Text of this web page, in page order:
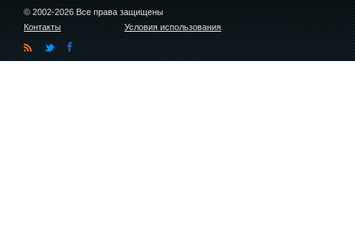
© 2002-2026 Все права защищены
Контакты
Условия использования